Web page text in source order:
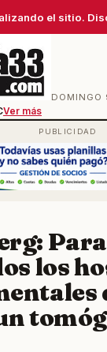
el sitio.
DOMINGO
Ver más
los